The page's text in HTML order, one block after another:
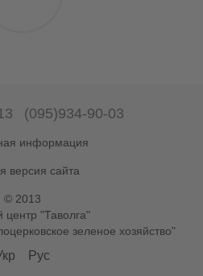
(095)934-90-03
информация
версия сайта
© 2013
центр "Таволга"
зеленое хозяйство"
Рус